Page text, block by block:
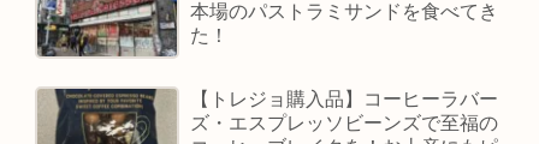
本場のパストラミサンドを食べてき
た！
【トレジョ購入品】コーヒーラバー
ズ・エスプレッソビーンズで至福の